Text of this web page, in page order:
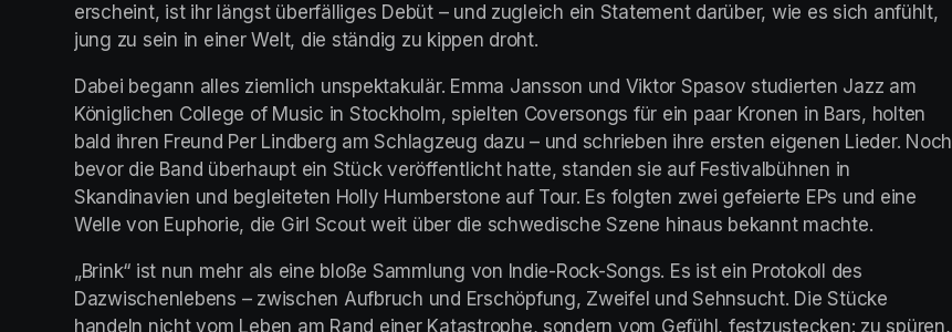
erscheint, ist ihr längst überfälliges Debüt – und zugleich ein Statement darüber, wie es sich anfühlt,
jung zu sein in einer Welt, die ständig zu kippen droht.
Dabei begann alles ziemlich unspektakulär. Emma Jansson und Viktor Spasov studierten Jazz am
Königlichen College of Music in Stockholm, spielten Coversongs für ein paar Kronen in Bars, holten
bald ihren Freund Per Lindberg am Schlagzeug dazu – und schrieben ihre ersten eigenen Lieder. Noch
bevor die Band überhaupt ein Stück veröffentlicht hatte, standen sie auf Festivalbühnen in
Skandinavien und begleiteten Holly Humberstone auf Tour. Es folgten zwei gefeierte EPs und eine
Welle von Euphorie, die Girl Scout weit über die schwedische Szene hinaus bekannt machte.
„Brink“ ist nun mehr als eine bloße Sammlung von Indie-Rock-Songs. Es ist ein Protokoll des
Dazwischenlebens – zwischen Aufbruch und Erschöpfung, Zweifel und Sehnsucht. Die Stücke
handeln nicht vom Leben am Rand einer Katastrophe, sondern vom Gefühl, festzustecken: zu spüren,